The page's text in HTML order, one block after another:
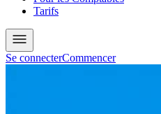
Tarifs
Se connecterCommencer